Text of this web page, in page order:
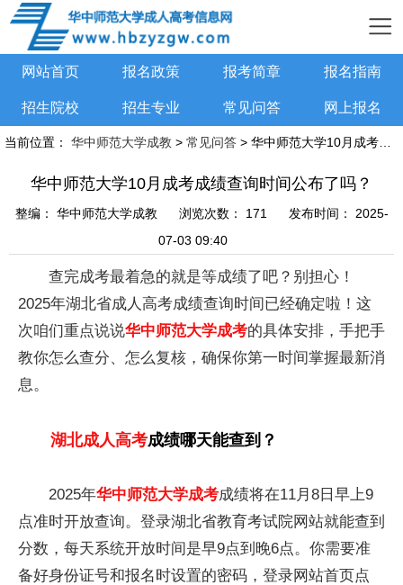
网站首页 报名政策 报考简章 报名指南
招生院校 招生专业 常见问答 网上报名
当前位置： 华中师范大学成教 > 常见问答 > 华中师范大学10月成考成绩查询时间公布了吗？
华中师范大学10月成考成绩查询时间公布了吗？
整编： 华中师范大学成教 浏览次数： 171 发布时间：
2025-
07-03 09:40
查完成考最着急的就是等成绩了吧？别担心！
2025年湖北省成人高考成绩查询时间已经确定啦！这
次咱们重点说说华中师范大学成考的具体安排，手把手
教你怎么查分、怎么复核，确保你第一时间掌握最新消
息。
湖北成人高考成绩哪天能查到？
2025年华中师范大学成考成绩将在11月8日早上9
点准时开放查询。登录湖北省教育考试院网站就能查到
分数，每天系统开放时间是早9点到晚6点。你需要准
备好身份证号和报名时设置的密码，登录网站首页点